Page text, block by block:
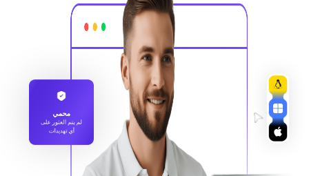
محمي
لم يتم العثور على
أي تهديدات